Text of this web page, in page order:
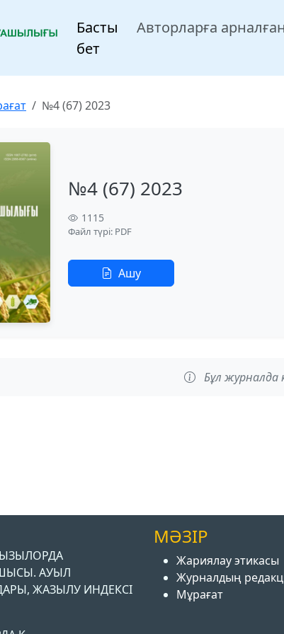
Басты
бет
Авторларға арналған
№4 (67) 2023
№4 (67) 2023
1115
Файл түрі: PDF
Ашу
Бұл
АУЫЛ
ЖАЗЫЛУ ИНДЕКСІ
МӘЗІР
Жариялау этикасы
Журналдың
Мұрағат